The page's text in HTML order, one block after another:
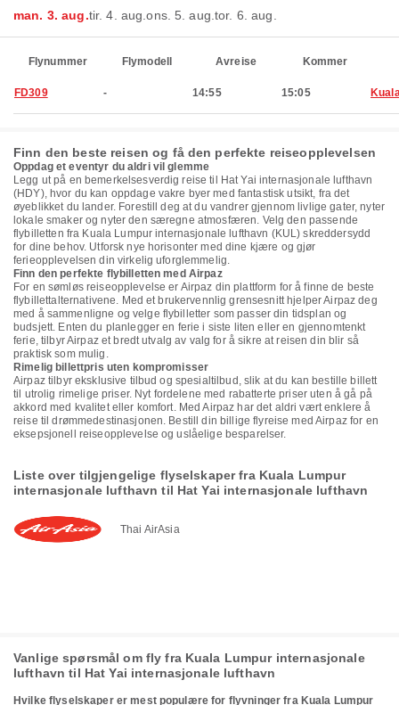
man. 3. aug.tir. 4. aug.ons. 5. aug.tor. 6. aug.
Flynummer Flymodell Avreise Kommer
FD309 - 14:55 15:05
Finn den beste reisen og få den perfekte reiseopplevelsen
Oppdag et eventyr du aldri vil glemme
Legg ut på en bemerkelsesverdig reise til Hat Yai internasjonale lufthavn
(HDY), hvor du kan oppdage vakre byer med fantastisk utsikt, fra det
øyeblikket du lander. Forestill deg at du vandrer gjennom livlige gater, nyter
lokale smaker og nyter den særegne atmosfæren. Velg den passende
flybilletten fra Kuala Lumpur internasjonale lufthavn (KUL) skreddersydd
for dine behov. Utforsk nye horisonter med dine kjære og gjør
ferieopplevelsen din virkelig uforglemmelig.
Finn den perfekte flybilletten med Airpaz
For en sømløs reiseopplevelse er Airpaz din plattform for å finne de beste
flybillettalternativene. Med et brukervennlig grensesnitt hjelper Airpaz deg
med å sammenligne og velge flybilletter som passer din tidsplan og
budsjett. Enten du planlegger en ferie i siste liten eller en gjennomtenkt
ferie, tilbyr Airpaz et bredt utvalg av valg for å sikre at reisen din blir så
praktisk som mulig.
Rimelig billettpris uten kompromisser
Airpaz tilbyr eksklusive tilbud og spesialtilbud, slik at du kan bestille billett
til utrolig rimelige priser. Nyt fordelene med rabatterte priser uten å gå på
akkord med kvalitet eller komfort. Med Airpaz har det aldri vært enklere å
reise til drømmedestinasjonen. Bestill din billige flyreise med Airpaz for en
eksepsjonell reiseopplevelse og uslåelige besparelser.
Liste over tilgjengelige flyselskaper fra Kuala Lumpur
internasjonale lufthavn til Hat Yai internasjonale lufthavn
Thai AirAsia
Vanlige spørsmål om fly fra Kuala Lumpur internasjonale
lufthavn til Hat Yai internasjonale lufthavn
Hvilke flyselskaper er mest populære for flyvninger fra Kuala Lumpur